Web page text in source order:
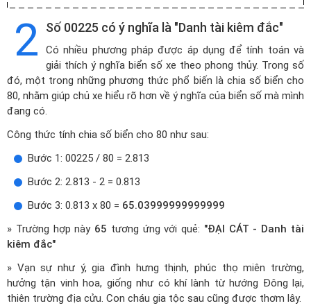
2 Số 00225 có ý nghĩa là "Danh tài kiêm đắc"
Có nhiều phương pháp được áp dụng để tính toán và
giải thích ý nghĩa biển số xe theo phong thủy. Trong số
đó, một trong những phương thức phổ biến là chia số biển cho
80, nhằm giúp chủ xe hiểu rõ hơn về ý nghĩa của biển số mà mình
đang có.
Công thức tính chia số biển cho 80 như sau:
Bước 1: 00225 / 80 = 2.813
Bước 2: 2.813 - 2 = 0.813
Bước 3: 0.813 x 80 = 65.03999999999999
» Trường hợp này 65 tương ứng với quẻ: "ĐẠI CÁT - Danh tài
kiêm đắc"
» Vạn sự như ý, gia đình hưng thịnh, phúc thọ miên trường,
hưởng tận vinh hoa, giống như có khí lành từ hướng Đông lại,
thiên trường địa cửu. Con cháu gia tộc sau cũng được thơm lây.